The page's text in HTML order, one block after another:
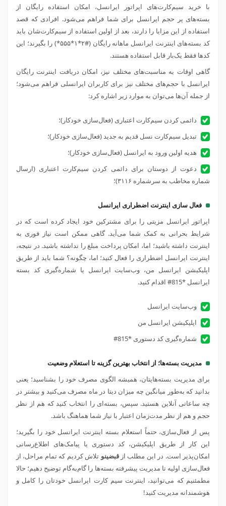
با خرید سیم‌کارت‌های اپراتور ایرانسل، امکان استفاده رایگان از
بسته‌های پر حجم ایرانسل برای شما فراهم می‌شود. افرادی که قصد
استفاده از این مزایا را دارند، بعد از اولین استفاده از سیم‌کارتشان باید
کد بسته‌های اینترنت ایرانسل ماهانه رایگان (#۲*۱*۵۵۵*) را بگیرند؛ این
کدها فقط یک‌بار قابل استفاده هستند.
گاهی اوقات به مناسبت‌های مختلف نیز، امکان دریافت اینترنت رایگان
ایرانسل با حجم‌های مختلف نیز برای کاربران ایرانسلی فراهم می‌شود؛
از جمله آن‌ها می‌توان به موارد زیر اشاره کرد:
دائمی کردن سیم‌کارت اعتباری (فعال‌سازی خودکار)؛
تبدیل سیم‌کارت نسل قدیم به جدید (فعال‌سازی خودکار)؛
هدیه اولین ورود به ایرانسل (فعال‌سازی خودکار)؛
دعوت از دوستان برای دائمی کردن سیم‌کارت اعتباری (ارسال
شماره مخاطب به سرشماره ۳۱۱۶)؛
فعال سازی اینترنت اضطراری ایرانسل
اپراتور ایرانسل مزیتی را برای مشترکین خود ایجاد کرده است که در
شرایط بحرانی به کمک شما می‌آید. گاهی ممکن است نیاز فوری به
اینترنت داشته باشید؛ اما، امکان پرداخت مبلغ را نداشته باشید. در نتیجه،
اینترنت ایرانسل اضطراری را فعال کنید؛ اما، چگونه؟ شما باید از طریق
اپلیکیشن ایرانسل من، وب‌سایت ایرانسل یا شماره‌گیری کد بسته
ایرانسل *815# اقدام کنید.
وب‌سایت ایرانسل
اپلیکیشن ایرانسل من
شماره‌گیری کد دستوری *815#
مدیریت بسته‌ها؛ از انتخاب بهترین گزینه تا استعلام وضعیت
برای مدیریت بسته‌هایتان، همیشه الگوی مصرف خود را بشناسید؛ یعنی
بدانید که به‌طور میانگین چه میزان دیتا در ماه مصرف می‌کنید و بیشتر در
چه ساعاتی آنلاین هستید. سپس، بسته‌ای را انتخاب کنید که هم از نظر
حجم و هم از نظر مدت‌زمان اعتبار با نیاز شما هماهنگ باشد.
پس از فعال‌سازی، حتماً استعلام بسته اینترنت ایرانسل خود را بگیرید؛
این کار از طریق اپلیکیشن، کد دستوری یا پیامک‌های اطلاع‌رسانی
امکان‌پذیر است. در این مطلب ازقبضینو تلاش کردیم که تمام مراحل، از
فعال‌سازی اولیه تا مدیریت پیشرفته بسته‌ها را گام‌به‌گام توضیح دهیم؛ حالا
مطمئنیم که می‌توانید، اینترنت سیم کارت ایرانسل خودتان را کامل و
هوشمندانه مدیریت کنید!